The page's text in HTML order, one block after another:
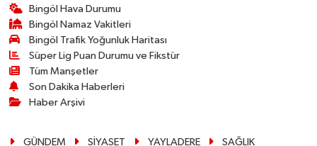
Bingöl Hava Durumu
Bingöl Namaz Vakitleri
Bingöl Trafik Yoğunluk Haritası
Süper Lig Puan Durumu ve Fikstür
Tüm Manşetler
Son Dakika Haberleri
Haber Arşivi
GÜNDEM SİYASET YAYLADERE SAĞLIK